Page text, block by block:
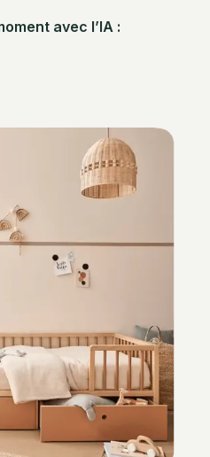
avec l’IA :